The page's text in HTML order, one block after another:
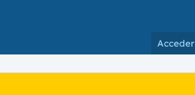
Acceder